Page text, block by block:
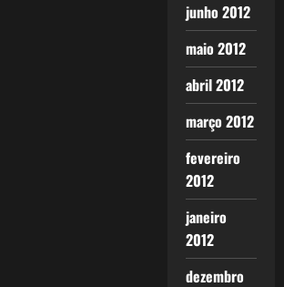
junho 2012
maio 2012
abril 2012
março 2012
fevereiro
2012
janeiro
2012
dezembro